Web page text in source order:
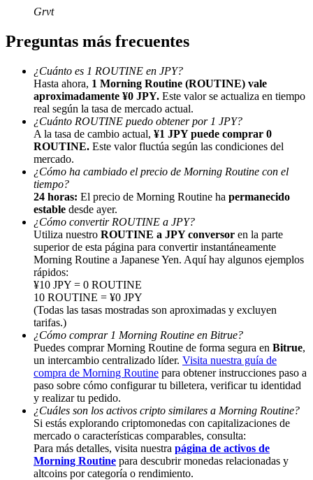
Afiliados de Bitrue
Referencia
Invita a un amigo para recibir recompensas en efectivo
BTC Welcome Rewards
BTC Welcome Rewards
Deposit & Trade BTC to Share 25000 USDT prize pool!
Deposit CASHCAT & Win
Grvt
Preguntas más frecuentes
¿Cuánto es 1 ROUTINE en JPY?
Hasta ahora, 1 Morning Routine (ROUTINE) vale
aproximadamente ¥0 JPY. Este valor se actualiza en tiempo
real según la tasa de mercado actual.
¿Cuánto ROUTINE puedo obtener por 1 JPY?
A la tasa de cambio actual, ¥1 JPY puede comprar 0
ROUTINE. Este valor fluctúa según las condiciones del
mercado.
¿Cómo ha cambiado el precio de Morning Routine con el
tiempo?
24 horas: El precio de Morning Routine ha permanecido
estable desde ayer.
¿Cómo convertir ROUTINE a JPY?
Utiliza nuestro ROUTINE a JPY conversor en la parte
superior de esta página para convertir instantáneamente
Morning Routine a Japanese Yen. Aquí hay algunos ejemplos
rápidos:
¥10 JPY = 0 ROUTINE
10 ROUTINE = ¥0 JPY
(Todas las tasas mostradas son aproximadas y excluyen
tarifas.)
¿Cómo comprar 1 Morning Routine en Bitrue?
Puedes comprar Morning Routine de forma segura en Bitrue,
un intercambio centralizado líder. Visita nuestra guía de
compra de Morning Routine para obtener instrucciones paso a
paso sobre cómo configurar tu billetera, verificar tu identidad
y realizar tu pedido.
¿Cuáles son los activos cripto similares a Morning Routine?
Si estás explorando criptomonedas con capitalizaciones de
mercado o características comparables, consulta:
Para más detalles, visita nuestra página de activos de
Morning Routine para descubrir monedas relacionadas y
altcoins por categoría o rendimiento.